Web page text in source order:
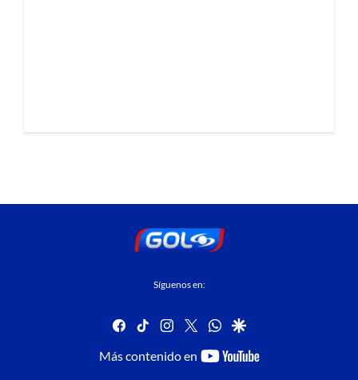
Síguenos en:
facebook
tiktok instagram
twitterwhatsapp
google
Más contenido en
youtube-